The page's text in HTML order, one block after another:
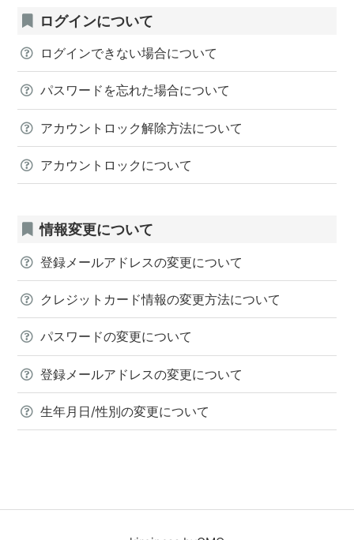
ログインについて
ログインできない場合について
パスワードを忘れた場合について
アカウントロック解除方法について
アカウントロックについて
情報変更について
登録メールアドレスの変更について
クレジットカード情報の変更方法について
パスワードの変更について
登録メールアドレスの変更について
生年月日/性別の変更について